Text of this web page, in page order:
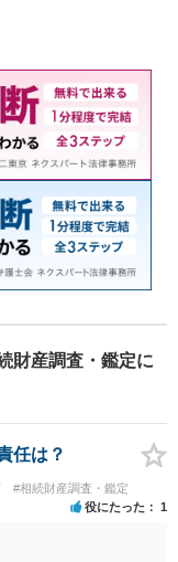
財産調査・鑑定に
任は？
#相続財産調査・鑑定
役にたった 1